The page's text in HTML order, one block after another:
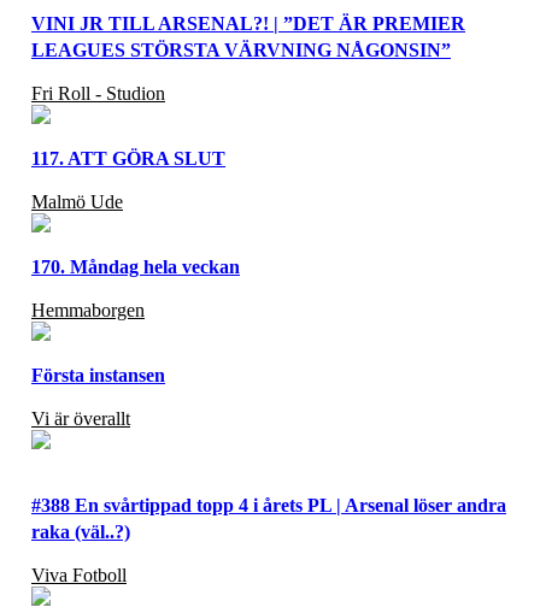
VINI JR TILL ARSENAL?! | ”DET ÄR PREMIER
LEAGUES STÖRSTA VÄRVNING NÅGONSIN”
Fri Roll - Studion
117. ATT GÖRA SLUT
Malmö Ude
170. Måndag hela veckan
Hemmaborgen
Första instansen
Vi är överallt
#388 En svårtippad topp 4 i årets PL | Arsenal löser andra
raka (väl..?)
Viva Fotboll